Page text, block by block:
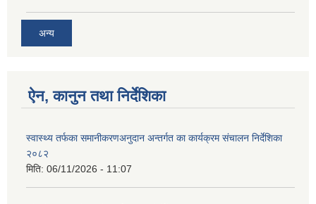
अन्य
ऐन, कानुन तथा निर्देशिका
स्वास्थ्य तर्फका समानीकरणअनुदान अन्तर्गत का कार्यक्रम संचालन निर्देशिका
२०८२
मिति: 06/11/2026 - 11:07